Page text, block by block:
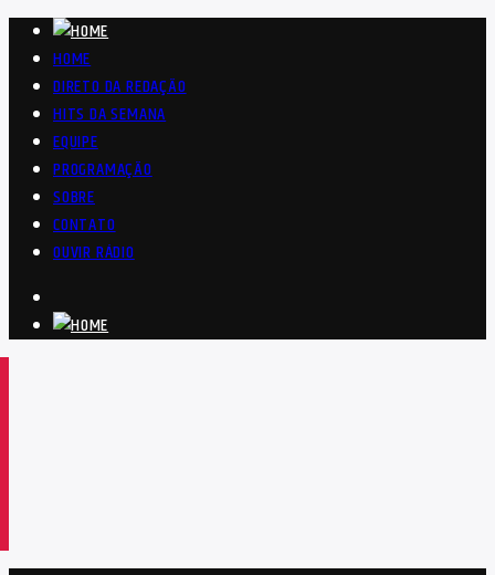
HOME
DIRETO DA REDAÇÃO
HITS DA SEMANA
EQUIPE
PROGRAMAÇÃO
SOBRE
CONTATO
OUVIR RÁDIO